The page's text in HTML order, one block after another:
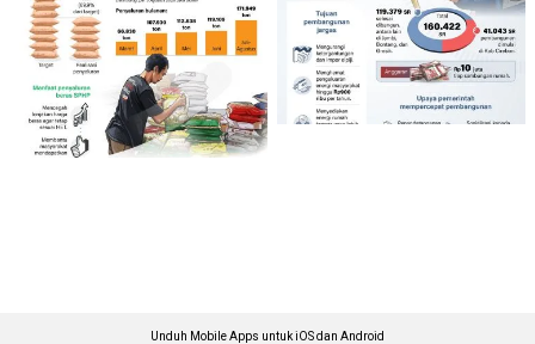
Unduh Mobile Apps untuk iOS dan Android